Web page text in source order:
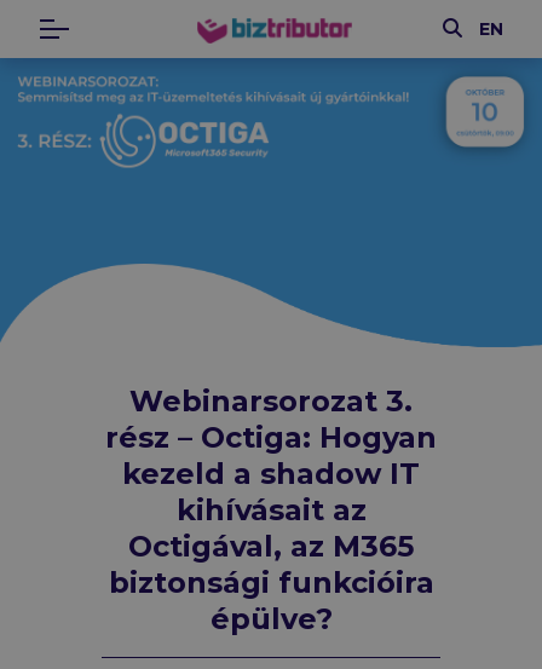
Menü
biztributor Keresés
EN
Webinarsorozat 3.
rész – Octiga: Hogyan
kezeld a shadow IT
kihívásait az
Octigával, az M365
biztonsági funkcióira
épülve?